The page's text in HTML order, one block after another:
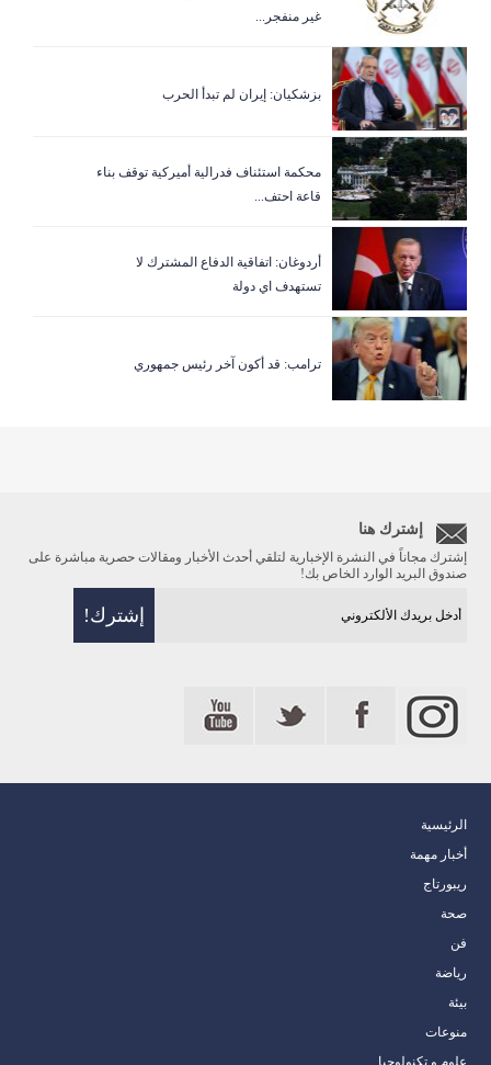
غير منفجر...
بزشكيان: إيران لم تبدأ الحرب
‏محكمة استئناف فدرالية أميركية توقف بناء
قاعة احتف...
أردوغان: اتفاقية الدفاع المشترك لا
تستهدف اي دولة
ترامب: قد أكون آخر رئيس جمهوري
إشترك هنا
إشترك مجاناً في النشرة الإخبارية لتلقي أحدث الأخبار ومقالات حصرية مباشرة على
صندوق البريد الوارد الخاص بك!
الرئيسية
أخبار مهمة
ريبورتاج
صحة
فن
رياضة
بيئة
منوعات